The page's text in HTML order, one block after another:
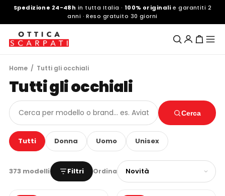
Spedizione 24-48h in tutta Italia · 100% originali e garantiti 2
anni · Reso gratuito 30 giorni
Home / Tutti gli occhiali
Tutti gli occhiali
Cerca
Tutti Donna Uomo Unisex
373 modelli Filtri Ordina